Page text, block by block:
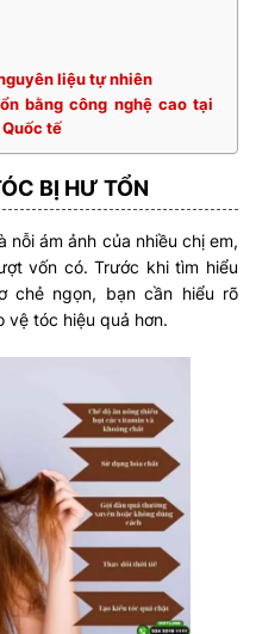
liệu tự nhiên
bằng công nghệ cao tại
tế
BỊ HƯ TỔN
nỗi ám ảnh của nhiều chị em,
vốn có. Trước khi tìm hiểu
chẻ ngọn, bạn cần hiểu rõ
vệ tóc hiệu quả hơn.